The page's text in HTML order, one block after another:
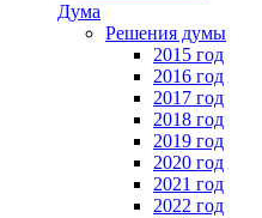
Дума
Решения думы
2015 год
2016 год
2017 год
2018 год
2019 год
2020 год
2021 год
2022 год